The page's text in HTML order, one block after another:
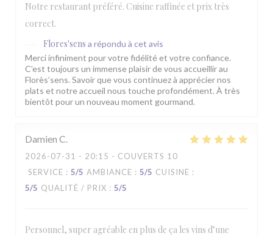
Notre restaurant préféré. Cuisine raffinée et prix très
correct.
Flores'sens a répondu à cet avis
Merci infiniment pour votre fidélité et votre confiance.
C’est toujours un immense plaisir de vous accueillir au
Florès’sens. Savoir que vous continuez à apprécier nos
plats et notre accueil nous touche profondément. À très
bientôt pour un nouveau moment gourmand.
Damien C
2026-07-31 - 20:15 - COUVERTS 10
SERVICE : 5/5 AMBIANCE : 5/5 CUISINE :
5/5 QUALITÉ / PRIX : 5/5
Personnel, super agréable en plus de ça les vins d’une